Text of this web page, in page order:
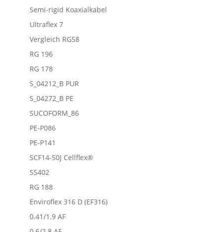
Semi-rigid Koaxialkabel
Ultraflex 7
Vergleich RG58
RG 196
RG 178
S_04212_B PUR
S_04272_B PE
SUCOFORM_86
PE-P086
PE-P141
SCF14-50J Cellflex®
SS402
RG 188
Enviroflex 316 D (EF316)
0.41/1.9 AF